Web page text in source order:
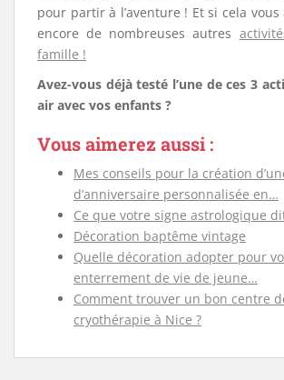
pour partir à l’aventure ! Et si cela
encore de nombreuses autres
famille !
Avez-vous déjà testé l’une de ces 3
air avec vos enfants ?
Vous aimerez aussi :
Mes conseils pour la création
d’anniversaire personnalisée en…
Ce que votre signe astrologique
Décoration baptême vintage
Quelle décoration adopter pour
enterrement de vie de jeune…
Comment trouver un bon centre
cryothérapie à Nice ?